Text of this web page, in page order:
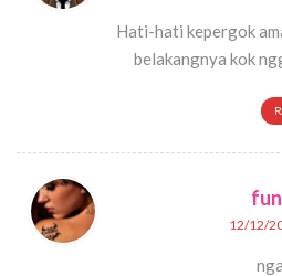
Hati-hati kepergok
belakangnya kok
12/12/